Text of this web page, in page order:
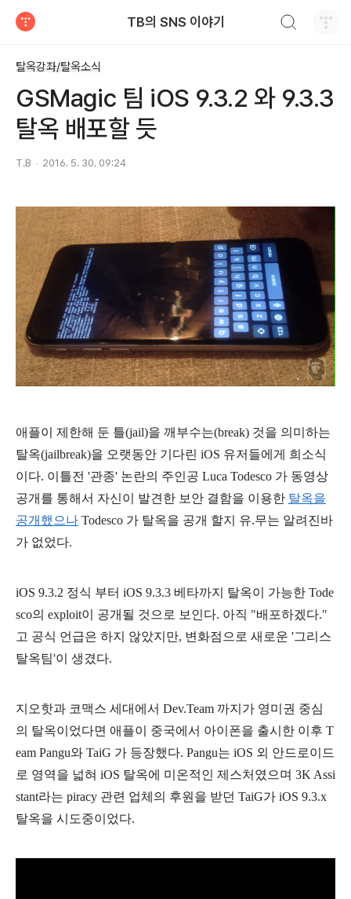
TB의 SNS 이야기
탈옥강좌/탈옥소식
GSMagic 팀 iOS 9.3.2 와 9.3.3
탈옥 배포할 듯
T.B 2016. 5. 30. 09:24
애플이 제한해 둔 틀(jail)을 깨부수는(break) 것을 의미하는
탈옥(jailbreak)을 오랫동안 기다린 iOS 유저들에게 희소식
이다. 이틀전 '관종' 논란의 주인공 Luca Todesco 가 동영상
공개를 통해서 자신이 발견한 보안 결함을 이용한 탈옥을
공개했으나 Todesco 가 탈옥을 공개 할지 유.무는 알려진바
가 없었다.
iOS 9.3.2 정식 부터 iOS 9.3.3 베타까지 탈옥이 가능한 Tode
sco의 exploit이 공개될 것으로 보인다. 아직 "배포하겠다."
고 공식 언급은 하지 않았지만, 변화점으로 새로운 '그리스
탈옥팀'이 생겼다.
지오핫과 코맥스 세대에서 Dev.Team 까지가 영미권 중심
의 탈옥이었다면 애플이 중국에서 아이폰을 출시한 이후 T
eam Pangu와 TaiG 가 등장했다. Pangu는 iOS 외 안드로이드
로 영역을 넓혀 iOS 탈옥에 미온적인 제스처였으며 3K Assi
stant라는 piracy 관련 업체의 후원을 받던 TaiG가 iOS 9.3.x
탈옥을 시도중이었다.